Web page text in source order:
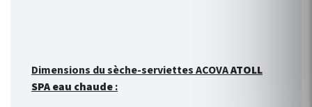
Dimensions du sèche-serviettes ACOVAATOLL
SPA eau chaude: